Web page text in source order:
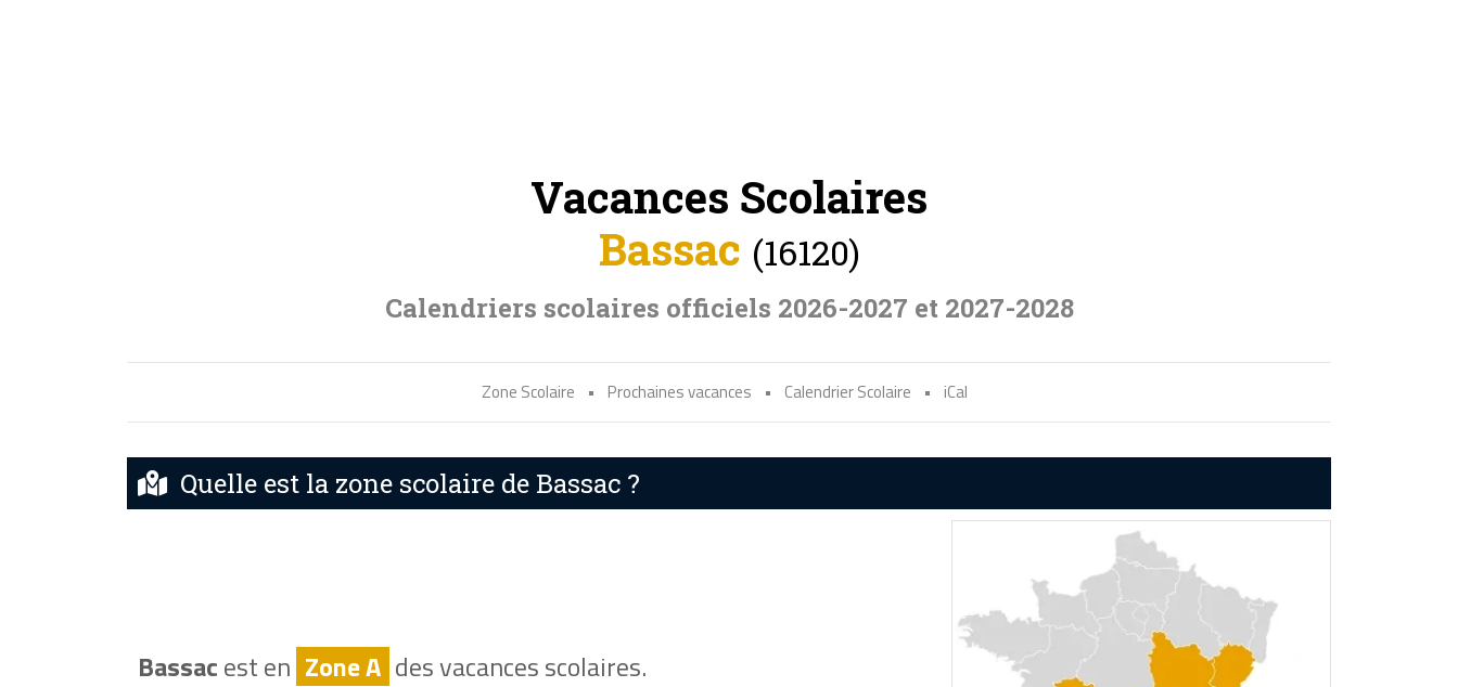
Vacances Scolaires
Bassac (16120)
Calendriers scolaires officiels 2026-2027 et 2027-2028
Zone Scolaire • Prochaines vacances • Calendrier Scolaire • iCal
Quelle est la zone scolaire de Bassac ?
Bassacest en Zone A des vacances scolaires.